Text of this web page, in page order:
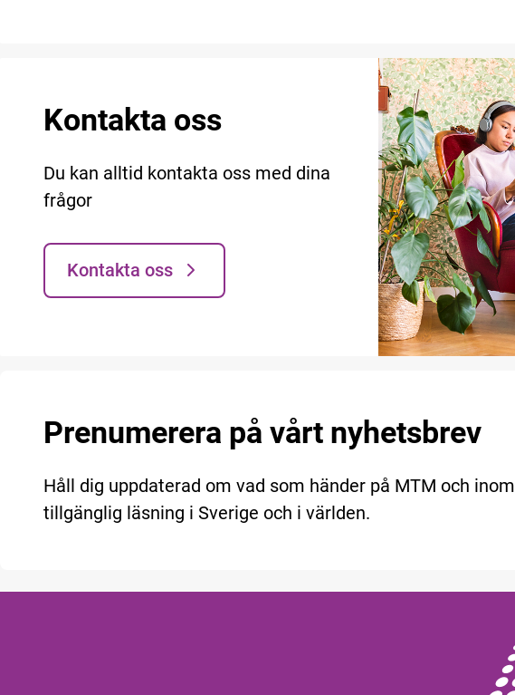
Kontakta oss
Du kan alltid kontakta oss med dina
frågor
Kontakta oss
Prenumerera på vårt nyhetsbrev
Håll dig uppdaterad om vad som händer på MTM och inom
tillgänglig läsning i Sverige och i världen.